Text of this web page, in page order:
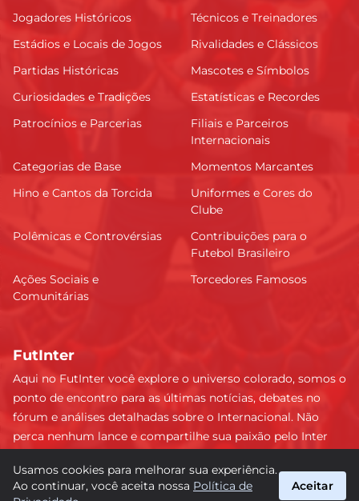
Jogadores Históricos
Técnicos e Treinadores
Estádios e Locais de Jogos
Rivalidades e Clássicos
Partidas Históricas
Mascotes e Símbolos
Curiosidades e Tradições
Estatísticas e Recordes
Patrocínios e Parcerias
Filiais e Parceiros
Internacionais
Categorias de Base
Momentos Marcantes
Hino e Cantos da Torcida
Uniformes e Cores do
Clube
Polêmicas e Controvérsias
Contribuições para o
Futebol Brasileiro
Ações Sociais e
Comunitárias
Torcedores Famosos
FutInter
Aqui no FutInter você explore o universo colorado, somos o
ponto de encontro para as últimas notícias, debates no
fórum e análises detalhadas sobre o Internacional. Não
perca nenhum lance e compartilhe sua paixão pelo Inter
parte dessa jornada emocionante rumo às vitórias!
#Internacional #FutInter
Usamos cookies para melhorar sua experiência.
Ao continuar, você aceita nossa Política de
Aceitar